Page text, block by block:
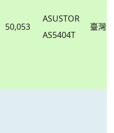
50,053
ASUSTOR
AS5404T
臺灣